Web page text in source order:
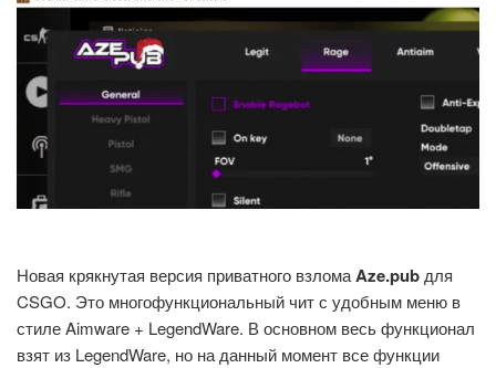
Новая крякнутая версия приватного взломаAze.pubдля
CSGO. Это многофункциональный чит с удобным меню в
стиле Aimware + LegendWare. В основном весь функционал
взят из LegendWare, но на данный момент все функции